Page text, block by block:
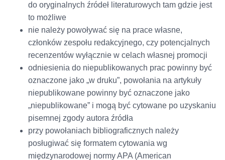
do oryginalnych źródeł literaturowych tam gdzie jest
to możliwe
nie należy powoływać się na prace własne,
członków zespołu redakcyjnego, czy potencjalnych
recenzentów wyłącznie w celach własnej promocji
odniesienia do niepublikowanych prac powinny być
oznaczone jako „w druku”, powołania na artykuły
niepublikowane powinny być oznaczone jako
„niepublikowane” i mogą być cytowane po uzyskaniu
pisemnej zgody autora źródła
przy powołaniach bibliograficznych należy
posługiwać się formatem cytowania wg
międzynarodowej normy APA (American